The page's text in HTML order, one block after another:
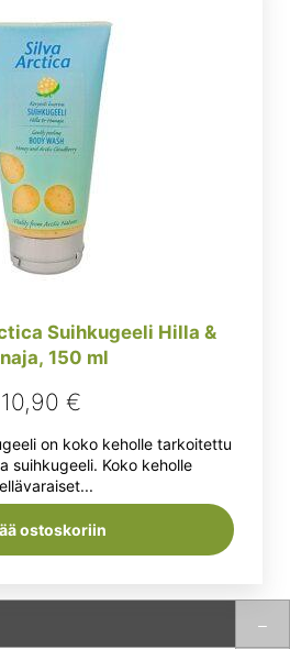
Suihkugeeli Hilla &
150 ml
10,90€
on koko keholle tarkoitettu
suihkugeeli. Koko keholle
ostoskoriin